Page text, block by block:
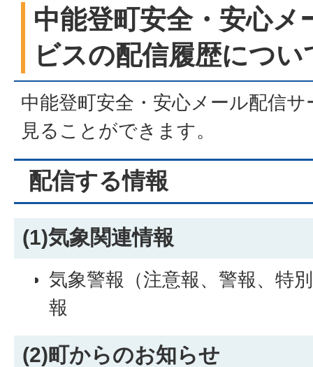
中能登町安全・安心メ
ビスの配信履歴につい
中能登町安全・安心メール配信
見ることができます。
配信する情報
(1)気象関連情報
気象警報（注意報、警報、特
報
(2)町からのお知らせ